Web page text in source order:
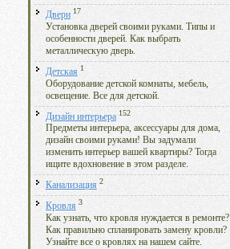
Двери 17
Установка дверей своими руками. Типы и
особенности дверей. Как выбрать
металлическую дверь.
Детская 1
Оборудование детской комнаты, мебель,
освещение. Все для детской.
Дизайн интерьера 152
Предметы интерьера, аксессуары для дома,
дизайн своими руками! Вы задумали
изменить интерьер вашей квартиры? Тогда
ищите вдохновение в этом разделе.
Канализация 2
Кровля 3
Как узнать, что кровля нуждается в ремонте?
Как правильно спланировать замену кровли?
Узнайте все о кровлях на нашем сайте.